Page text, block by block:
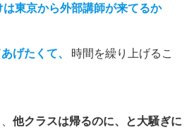
は東京から外部講師が来てるか
げたくて、
時間を繰り上げるこ
他クラスは帰るのに、と大騒ぎに